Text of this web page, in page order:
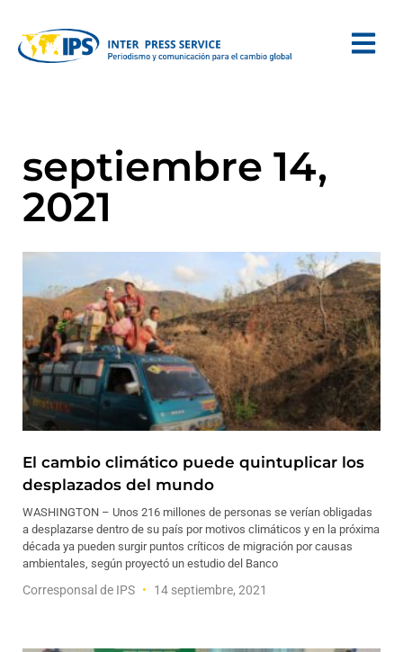
septiembre 14,
2021
El cambio climático puede quintuplicar los
desplazados del mundo
WASHINGTON – Unos 216 millones de personas se verían obligadas
a desplazarse dentro de su país por motivos climáticos y en la próxima
década ya pueden surgir puntos críticos de migración por causas
ambientales, según proyectó un estudio del Banco
Corresponsal de IPS 14 septiembre, 2021